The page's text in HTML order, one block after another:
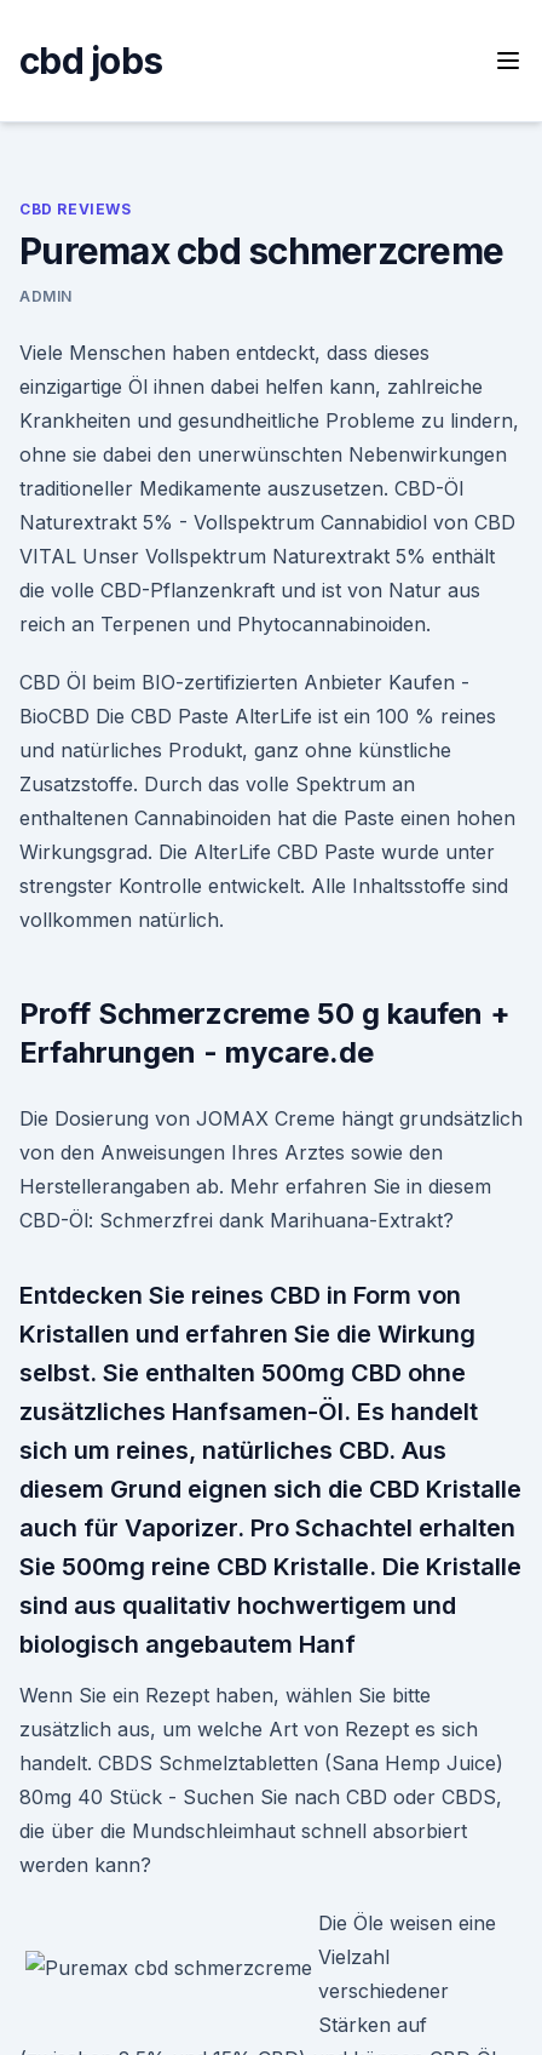
content
cbd jobs
CBD REVIEWS
Puremax cbd schmerzcreme
ADMIN
Viele Menschen haben entdeckt, dass dieses
einzigartige Öl ihnen dabei helfen kann, zahlreiche
Krankheiten und gesundheitliche Probleme zu lindern,
ohne sie dabei den unerwünschten Nebenwirkungen
traditioneller Medikamente auszusetzen. CBD-Öl
Naturextrakt 5% - Vollspektrum Cannabidiol von CBD
VITAL Unser Vollspektrum Naturextrakt 5% enthält
die volle CBD-Pflanzenkraft und ist von Natur aus
reich an Terpenen und Phytocannabinoiden.
CBD Öl beim BIO-zertifizierten Anbieter Kaufen -
BioCBD Die CBD Paste AlterLife ist ein 100 % reines
und natürliches Produkt, ganz ohne künstliche
Zusatzstoffe. Durch das volle Spektrum an
enthaltenen Cannabinoiden hat die Paste einen hohen
Wirkungsgrad. Die AlterLife CBD Paste wurde unter
strengster Kontrolle entwickelt. Alle Inhaltsstoffe sind
vollkommen natürlich.
Proff Schmerzcreme 50 g kaufen +
Erfahrungen - mycare.de
Die Dosierung von JOMAX Creme hängt grundsätzlich
von den Anweisungen Ihres Arztes sowie den
Herstellerangaben ab. Mehr erfahren Sie in diesem
CBD-Öl: Schmerzfrei dank Marihuana-Extrakt?
Entdecken Sie reines CBD in Form von
Kristallen und erfahren Sie die Wirkung
selbst. Sie enthalten 500mg CBD ohne
zusätzliches Hanfsamen-Öl. Es handelt
sich um reines, natürliches CBD. Aus
diesem Grund eignen sich die CBD Kristalle
auch für Vaporizer. Pro Schachtel erhalten
Sie 500mg reine CBD Kristalle. Die Kristalle
sind aus qualitativ hochwertigem und
biologisch angebautem Hanf
Wenn Sie ein Rezept haben, wählen Sie bitte
zusätzlich aus, um welche Art von Rezept es sich
handelt. CBDS Schmelztabletten (Sana Hemp Juice)
80mg 40 Stück - Suchen Sie nach CBD oder CBDS,
die über die Mundschleimhaut schnell absorbiert
werden kann?
Die Öle weisen eine
Vielzahl
verschiedener
Stärken auf